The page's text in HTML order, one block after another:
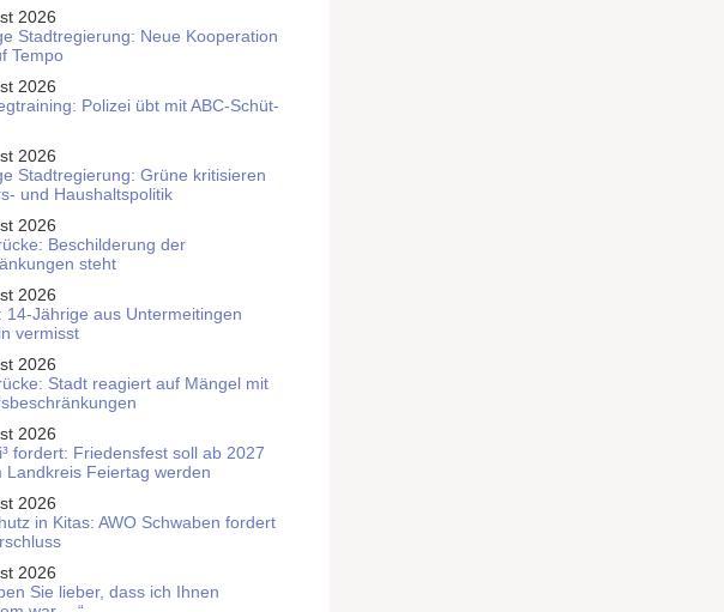
2026
Stadtregierung: Neue Kooperation
Tempo
2026
Poli­zei übt mit ABC-Schüt­
2026
Stadtregierung: Grüne kritisieren
und Haushaltspolitik
2026
Beschilderung der
steht
2026
14-Jährige aus Untermeitingen
vermisst
2026
Stadt reagiert auf Mängel mit
2026
fordert: Friedens­fest soll ab 2027
Land­kreis Feier­tag werden
2026
in Kitas: AWO Schwaben fordert
2026
Sie lieber, dass ich Ihnen